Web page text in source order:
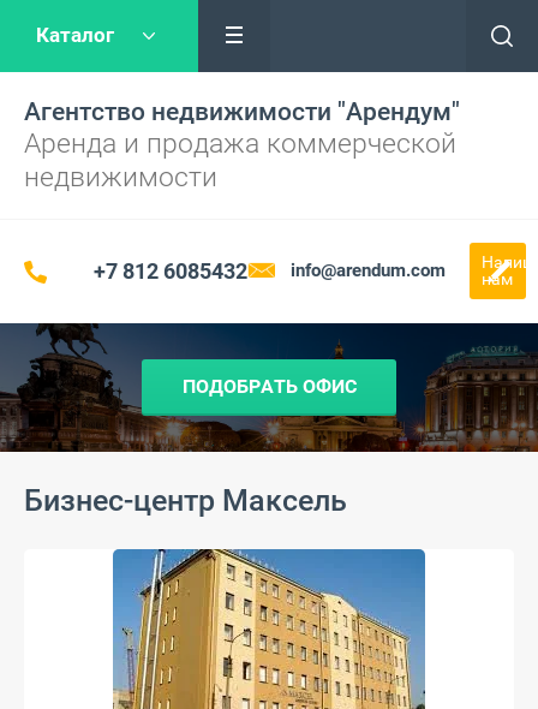
Каталог
Агентство недвижимости "Арендум"
Аренда и продажа коммерческой
недвижимости
+7 812 6085432 info@arendum.com
нам
ПОДОБРАТЬ ОФИС
Бизнес-центр Максель